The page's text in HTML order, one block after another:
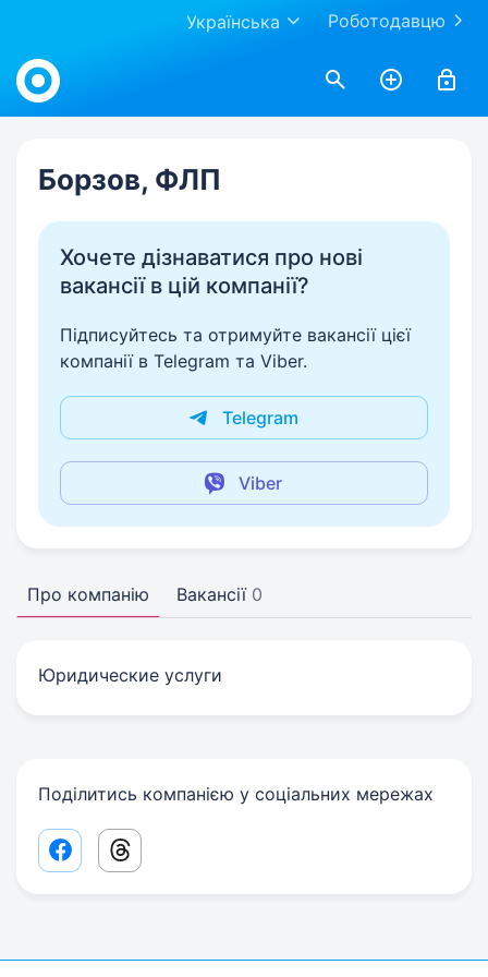
Роботодавцю
Українська
Work.ua
Борзов, ФЛП
Хочете дізнаватися про нові
вакансії в цій компанії?
Підписуйтесь та отримуйте вакансії цієї
компанії в Telegram та Viber.
Telegram
Viber
Про компанію Вакансії 0
Юридические услуги
Поділитись компанією у соціальних мережах
Facebook share link
Threads share link